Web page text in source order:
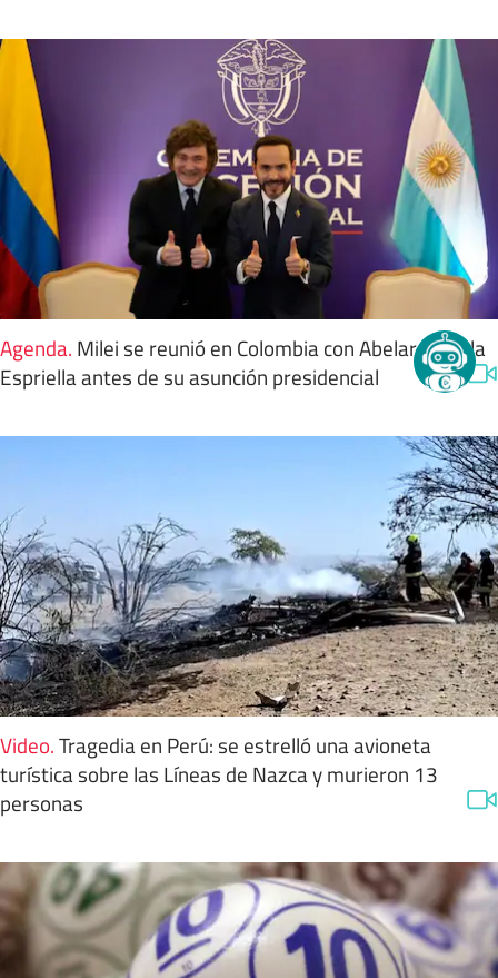
Agenda. Milei se reunió en Colombia con Abelardo de la
Espriella antes de su asunción presidencial
Video.Tragedia en Perú: se estrelló una avioneta
turística sobre las Líneas de Nazca y murieron 13
personas